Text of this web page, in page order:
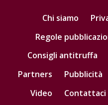
Chi siamo
Regole
Consigli antitruffa
Partners
Pubblicità
Video
Contattaci